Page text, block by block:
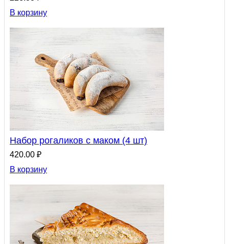
В корзину
Набор рогаликов с маком (4 шт)
420.00 ₽
В корзину